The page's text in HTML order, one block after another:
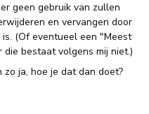
geen gebruik van zullen
en vervangen door
(Of eventueel een "Meest
die bestaat volgens mij niet.)
zo ja, hoe je dat dan doet?